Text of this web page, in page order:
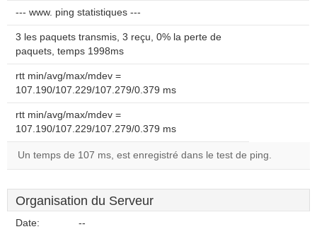
--- www. ping statistiques ---
3 les paquets transmis, 3 reçu, 0% la perte de
paquets, temps 1998ms
rtt min/avg/max/mdev =
107.190/107.229/107.279/0.379 ms
rtt min/avg/max/mdev =
107.190/107.229/107.279/0.379 ms
Un temps de 107 ms, est enregistré dans le test de ping.
Organisation du Serveur
Date: --